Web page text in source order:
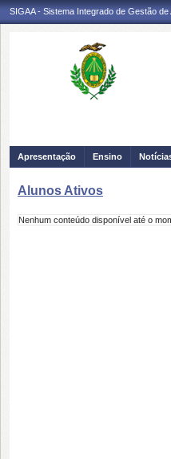
SIGAA - Sistema Integrado de Gestão de
Apresentação Ensino
Alunos Ativos
Nenhum conteúdo disponível até o